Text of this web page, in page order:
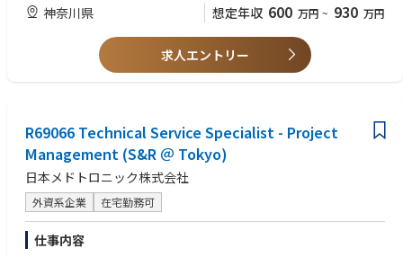
【歓迎要件】
・半導体製造装置など精密機器事業での生産管理・生産計画業務の経験
・製造業にて生産最適化等の業務経験
・コミュニケーション能力や協調性があり、チームで目標を達成するため
に主体的に関わる姿勢があり方。
神奈川県 想定年収 600 万円 ~ 930 万円
求人エントリー
R69066 Technical Service Specialist - Project
Management (S&R ＠ Tokyo)
日本メドトロニック株式会社
外資系企業 在宅勤務可
仕事内容